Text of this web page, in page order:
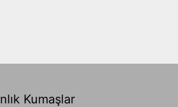
Kumaşlar